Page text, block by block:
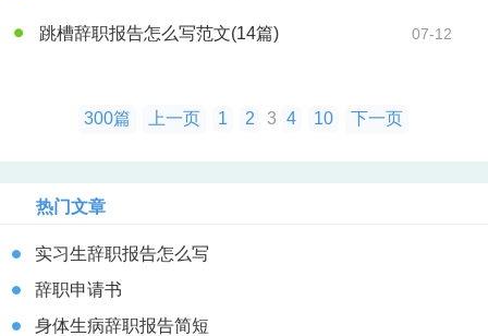
跳槽辞职报告怎么写范文(14篇) 07-12
300篇 上一页 1 2 3 4 10 下一页
热门文章
实习生辞职报告怎么写
辞职申请书
身体生病辞职报告简短